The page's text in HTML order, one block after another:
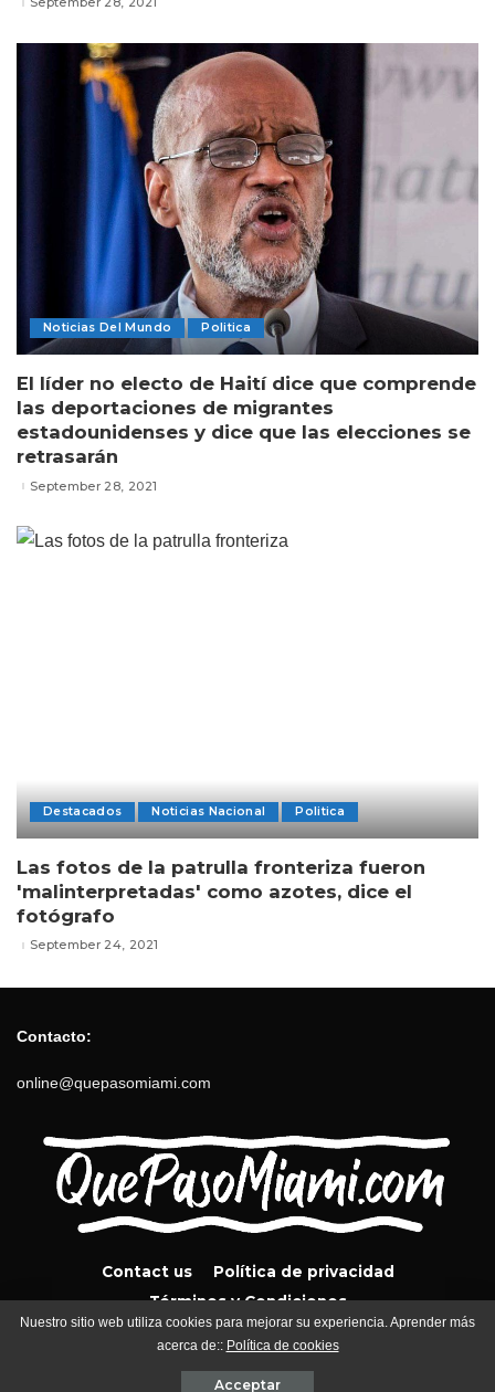
Noticias Del Mundo Politica
El líder no electo de Haití dice que comprende
las deportaciones de migrantes
estadounidenses y dice que las elecciones se
retrasarán
September 28, 2021
Destacados Noticias Nacional Politica
Las fotos de la patrulla fronteriza fueron
'malinterpretadas' como azotes, dice el
fotógrafo
September 24, 2021
Contacto:
online@quepasomiami.com
Contact us
Política de privacidad
Términos y Condiciones
QuePasoMiami.com 2024
Nuestro sitio web utiliza cookies para mejorar su experiencia. Aprender más
acerca de:: Política de cookies
Acceptar